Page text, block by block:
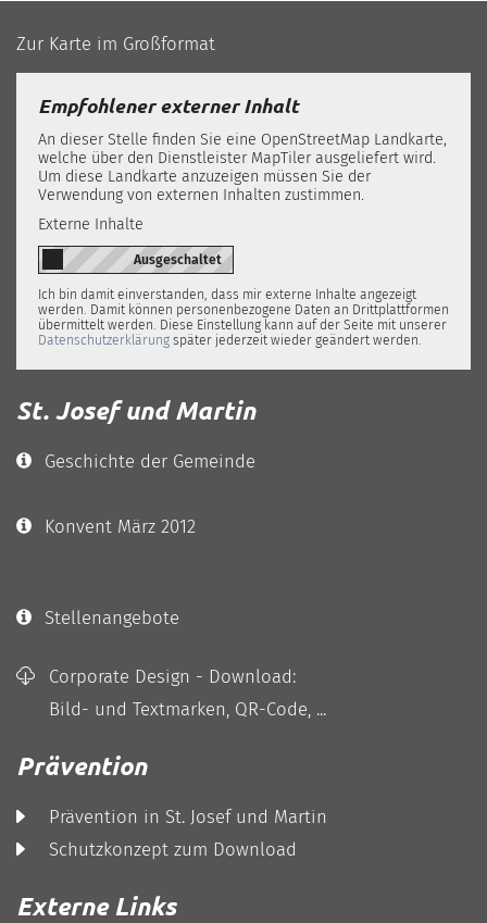
Zur Karte im Großformat
Empfohlener externer Inhalt
An dieser Stelle finden Sie eine OpenStreetMap Landkarte,
welche über den Dienstleister MapTiler ausgeliefert wird.
Um diese Landkarte anzuzeigen müssen Sie der
Verwendung von externen Inhalten zustimmen.
Externe Inhalte
Ich bin damit einverstanden, dass mir externe Inhalte angezeigt
werden. Damit können personenbezogene Daten an Drittplattformen
übermittelt werden. Diese Einstellung kann auf der Seite mit unserer
Datenschutzerklärung später jederzeit wieder geändert werden.
St. Josef und Martin
Geschichte der Gemeinde
Konvent März 2012
Stellenangebote
Corporate Design - Download:
Bild- und Textmarken, QR-Code, ...
Prävention
Prävention in St. Josef und Martin
Schutzkonzept zum Download
Externe Links